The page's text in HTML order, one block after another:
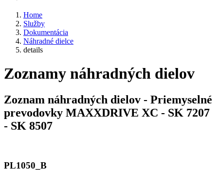
Home
Služby
Dokumentácia
Náhradné dielce
details
Zoznamy náhradných dielov
Zoznam náhradných dielov - Priemyselné
prevodovky MAXXDRIVE XC - SK 7207
- SK 8507
PL1050_B